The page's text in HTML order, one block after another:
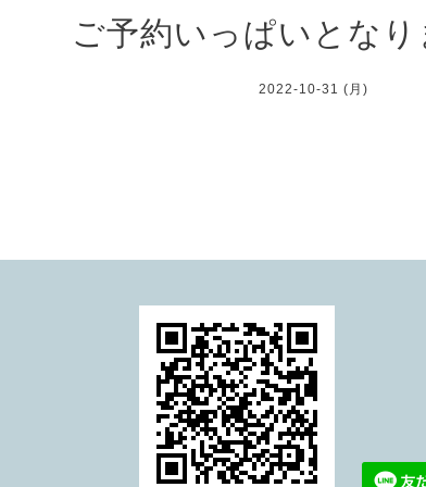
ご予約いっぱいとな
2022-10-31 (月)